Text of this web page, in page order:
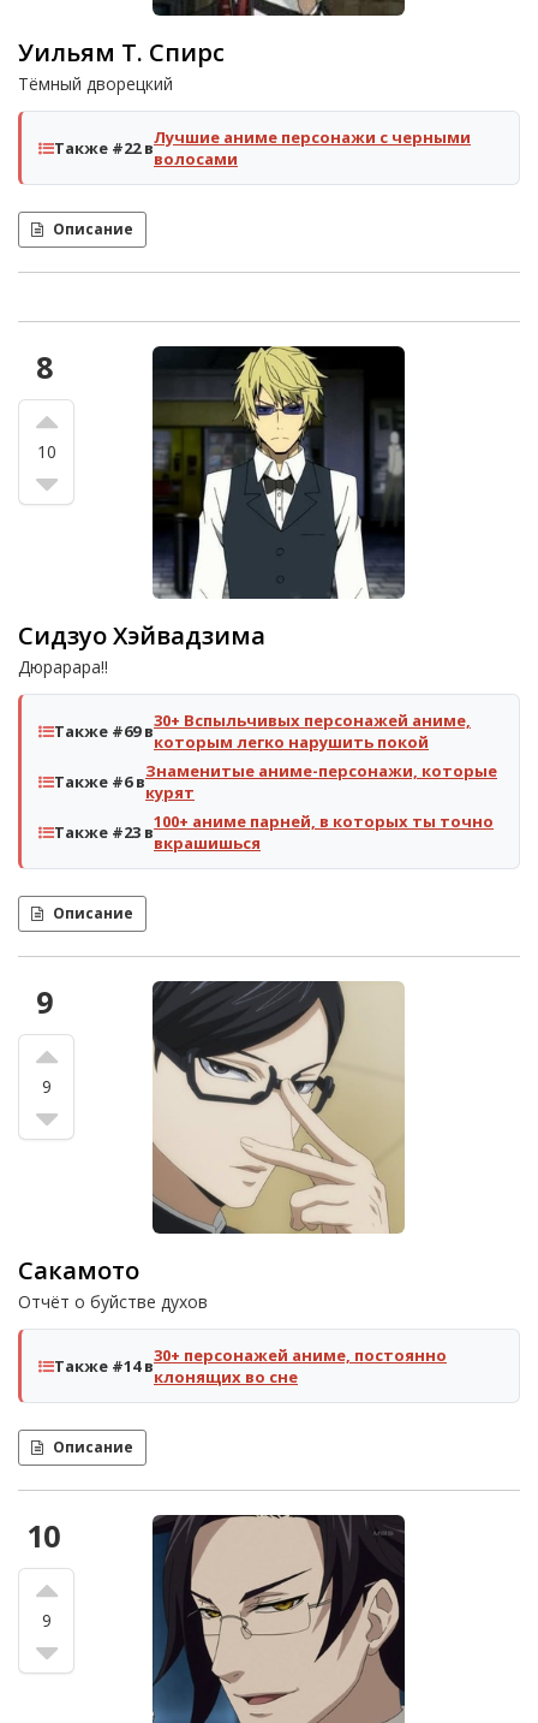
Уильям Т. Спирс
Тёмный дворецкий
Также #22 вЛучшие аниме персонажи с черными
волосами
Описание
8
10
Сидзуо Хэйвадзима
Дюрарара!!
Также #69 в30+ Вспыльчивых персонажей аниме,
которым легко нарушить покой
Также #6 вЗнаменитые аниме-персонажи, которые
курят
Также #23 в100+ аниме парней, в которых ты точно
вкрашишься
Описание
9
9
Сакамото
Отчёт о буйстве духов
Также #14 в30+ персонажей аниме, постоянно
клонящих во сне
Описание
10
9